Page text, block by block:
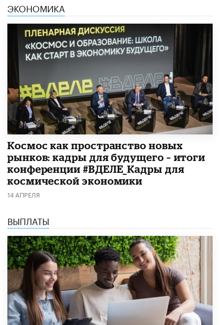
ЭКОНОМИКА
Космос как пространство новых
рынков: кадры для будущего – итоги
конференции #ВДЕЛЕ_Кадры для
космической экономики
14 АПРЕЛЯ
ВЫПЛАТЫ